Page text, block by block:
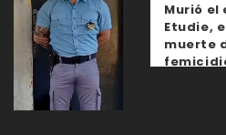
Murió el
Etudie,
muerte